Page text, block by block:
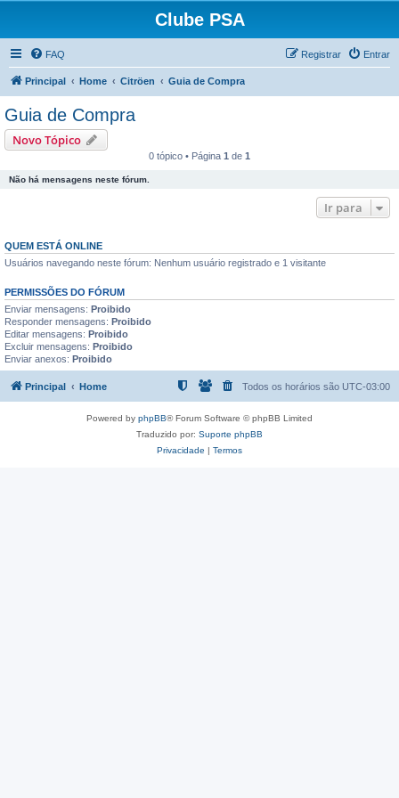
Clube PSA
FAQ Entrar
Registrar
Principal Home Citröen Guia de Compra
Guia de Compra
Novo Tópico
0 tópico • Página 1 de 1
Não há mensagens neste fórum.
Ir para
QUEM ESTÁ ONLINE
Usuários navegando neste fórum: Nenhum usuário registrado e 1 visitante
PERMISSÕES DO FÓRUM
Enviar mensagens: Proibido
Responder mensagens: Proibido
Editar mensagens: Proibido
Excluir mensagens: Proibido
Enviar anexos: Proibido
Principal Home Todos os horários são UTC-03:00
Powered by phpBB® Forum Software © phpBB Limited
Traduzido por: Suporte phpBB
Privacidade | Termos